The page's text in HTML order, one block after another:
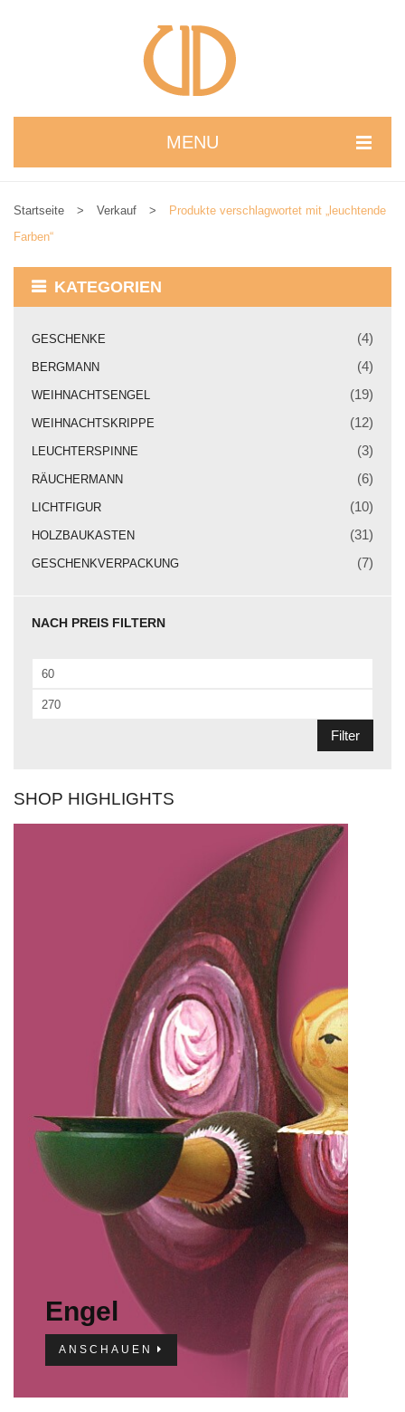
MENU
Geschenkverpackung
KONTAKT
Startseite > Verkauf >
Produkte verschlagwortet mit „leuchtende
Farben“
KATEGORIEN
GESCHENKE (4)
BERGMANN (4)
WEIHNACHTSENGEL (19)
WEIHNACHTSKRIPPE (12)
LEUCHTERSPINNE (3)
RÄUCHERMANN (6)
LICHTFIGUR (10)
HOLZBAUKASTEN (31)
GESCHENKVERPACKUNG (7)
NACH PREIS FILTERN
Min.
Preis
Max.
Filter
SHOP HIGHLIGHTS
Engel
ANSCHAUEN